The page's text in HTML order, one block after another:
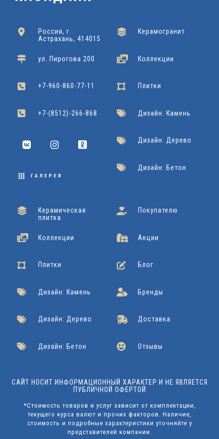
поддерживать нужный уровень стиля, не перегружая
пространство. В целом это очень актуальная и
минимализма и элегантности. Благодаря своему
6
0
Gracia Ceramica
x
6
Azori
Подробнее
5
0
Gracia Ceramica
Россия, г.
Астрахань, 414015
ул. Пирогова 200
+7-960-860-77-11
+7-(8512)-266-868
ГАЛЕРЕЯ
Керамогранит
Коллекции
Плитки
Дизайн: Камень
Дизайн: Дерево
Дизайн: Бетон
Керамическая
плитка
Коллекции
Плитки
Дизайн: Камень
Дизайн: Дерево
Дизайн: Бетон
Покупателю
Акции
Блог
Бренды
Доставка
Отзывы
САЙТ НОСИТ ИНФОРМАЦИОННЫЙ ХАРАКТЕР И НЕ ЯВЛЯЕТСЯ
ПУБЛИЧНОЙ ОФЕРТОЙ
*Стоимость товаров и услуг зависит от комплектации,
текущего курса валют и прочих факторов. Наличие,
стоимость и подробные характеристики уточняйте у
представителей компании.